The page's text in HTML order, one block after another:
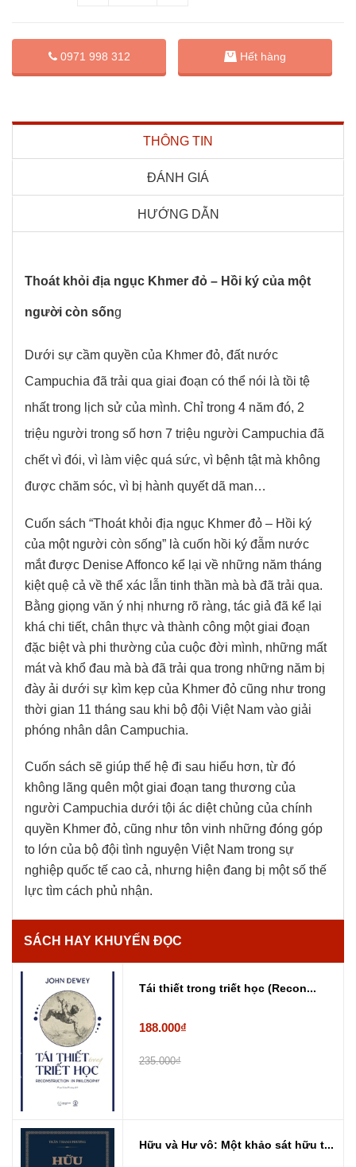
0971 998 312 Hết hàng
THÔNG TIN
ĐÁNH GIÁ
HƯỚNG DẪN
Thoát khỏi địa ngục Khmer đỏ – Hồi ký của một
người còn sống
Dưới sự cầm quyền của Khmer đỏ, đất nước
Campuchia đã trải qua giai đoạn có thể nói là tồi tệ
nhất trong lịch sử của mình. Chỉ trong 4 năm đó, 2
triệu người trong số hơn 7 triệu người Campuchia đã
chết vì đói, vì làm việc quá sức, vì bệnh tật mà không
được chăm sóc, vì bị hành quyết dã man…
Cuốn sách “Thoát khỏi địa ngục Khmer đỏ – Hồi ký
của một người còn sống” là cuốn hồi ký đẫm nước
mắt được Denise Affonco kể lại về những năm tháng
kiệt quệ cả về thể xác lẫn tinh thần mà bà đã trải qua.
Bằng giọng văn ý nhị nhưng rõ ràng, tác giả đã kể lại
khá chi tiết, chân thực và thành công một giai đoạn
đặc biệt và phi thường của cuộc đời mình, những mất
mát và khổ đau mà bà đã trải qua trong những năm bị
đày ải dưới sự kìm kẹp của Khmer đỏ cũng như trong
thời gian 11 tháng sau khi bộ đội Việt Nam vào giải
phóng nhân dân Campuchia.
Cuốn sách sẽ giúp thế hệ đi sau hiểu hơn, từ đó
không lãng quên một giai đoạn tang thương của
người Campuchia dưới tội ác diệt chủng của chính
quyền Khmer đỏ, cũng như tôn vinh những đóng góp
to lớn của bộ đội tình nguyện Việt Nam trong sự
nghiệp quốc tế cao cả, nhưng hiện đang bị một số thế
lực tìm cách phủ nhận.
SÁCH HAY KHUYẾN ĐỌC
Tái thiết trong triết học (Recon...
188.000₫
235.000₫
Hữu và Hư vô: Một khảo sát hữu t...